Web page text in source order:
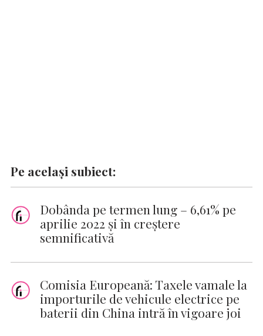
Pe același subiect:
Dobânda pe termen lung – 6,61% pe
aprilie 2022 și în creștere
semnificativă
Comisia Europeană: Taxele vamale la
importurile de vehicule electrice pe
baterii din China intră în vigoare joi